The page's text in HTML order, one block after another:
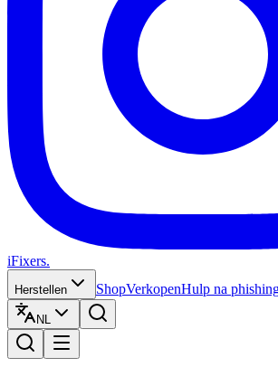
iFixers.
Herstellen ShopVerkopenHulp na
NL